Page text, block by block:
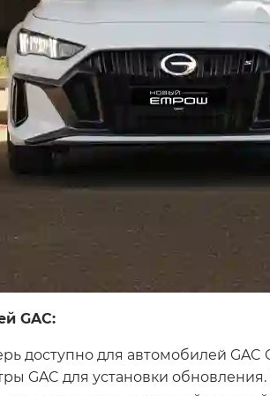
GAC:
доступно для автомобилей GAC
GAC для установки